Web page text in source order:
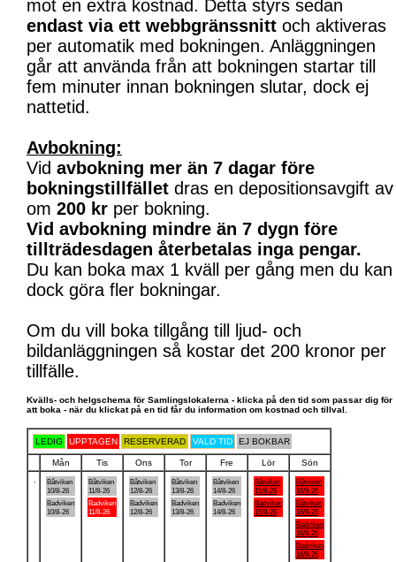
mot en extra kostnad. Detta styrs sedan
endast via ett webbgränssnitt och aktiveras
per automatik med bokningen. Anläggningen
går att använda från att bokningen startar till
fem minuter innan bokningen slutar, dock ej
nattetid.
Avbokning:
Vid avbokning mer än 7 dagar före
bokningstillfället dras en depositionsavgift av
om 200 kr per bokning.
Vid avbokning mindre än 7 dygn före
tillträdesdagen återbetalas inga pengar.
Du kan boka max 1 kväll per gång men du kan
dock göra fler bokningar.
Om du vill boka tillgång till ljud- och
bildanläggningen så kostar det 200 kronor per
tillfälle.
Kvälls- och helgschema för Samlingslokalerna - klicka på den tid som passar dig för
att boka - när du klickat på en tid får du information om kostnad och tillval.
LEDIG UPPTAGEN RESERVERAD VALD TID EJ BOKBAR
Mån Tis Ons Tor Fre Lör
Sön
Båtviken
10/8-26
Badviken
10/8-26
Båtviken
11/8-26
Badviken
11/8-26
Båtviken
12/8-26
Badviken
12/8-26
Båtviken
13/8-26
Badviken
13/8-26
Båtviken
14/8-26
Badviken
14/8-26
Båtviken
15/8-26
Badviken
15/8-26
Båtviken
16/8-26
Båtviken
16/8-26
Badviken
16/8-26
Badviken
16/8-26